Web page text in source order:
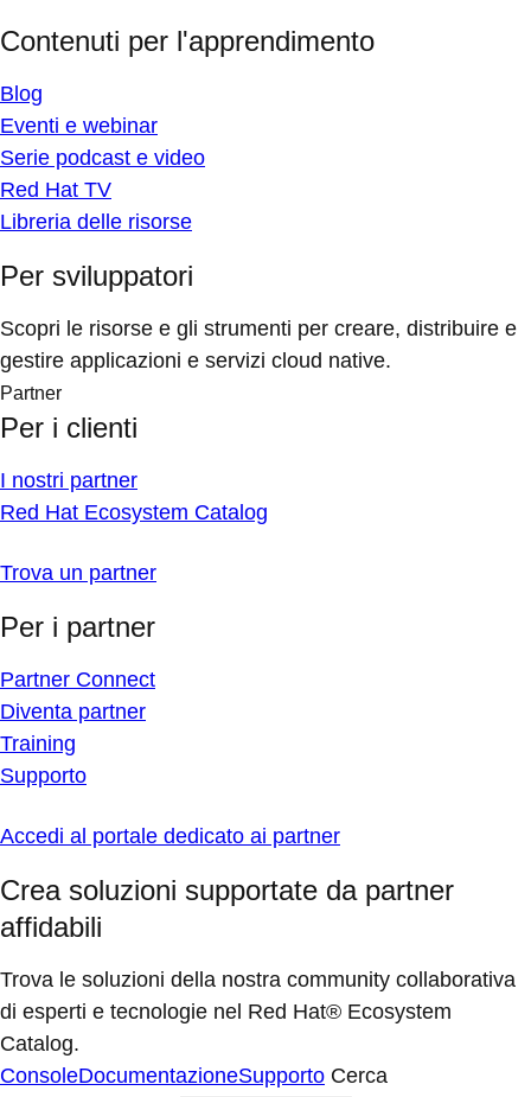
Contenuti per l'apprendimento
Blog
Eventi e webinar
Serie podcast e video
Red Hat TV
Libreria delle risorse
Per sviluppatori
Scopri le risorse e gli strumenti per creare, distribuire e
gestire applicazioni e servizi cloud native.
Partner
Per i clienti
I nostri partner
Red Hat Ecosystem Catalog
Trova un partner
Per i partner
Partner Connect
Diventa partner
Training
Supporto
Accedi al portale dedicato ai partner
Crea soluzioni supportate da partner
affidabili
Trova le soluzioni della nostra community collaborativa
di esperti e tecnologie nel Red Hat® Ecosystem
Catalog.
ConsoleDocumentazioneSupporto Cerca